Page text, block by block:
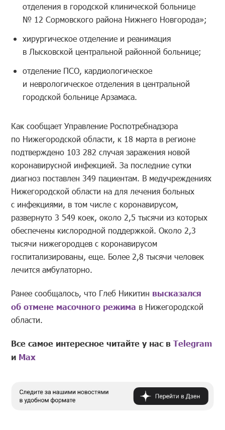
отделения в городской клинической больнице
№ 12 Сормовского района Нижнего Новгорода»;
хирургическое отделение и реанимация
в Лысковской центральной районной больнице;
отделение ПСО, кардиологическое
и неврологическое отделения в центральной
городской больнице Арзамаса.
Как сообщает Управление Роспотребнадзора
по Нижегородской области, к 18 марта в регионе
подтверждено 103 282 случая заражения новой
коронавирусной инфекцией. За последние сутки
диагноз поставлен 349 пациентам. В медучреждениях
Нижегородской области на для лечения больных
с инфекциями, в том числе с коронавирусом,
развернуто 3 549 коек, около 2,5 тысячи из которых
обеспечены кислородной поддержкой. Около 2,3
тысячи нижегородцев с коронавирусом
госпитализированы, еще. Более 2,8 тысячи человек
лечится амбулаторно.
Ранее сообщалось, что Глеб Никитин высказался
об отмене масочного режима в Нижегородской
области.
Все самое интересное читайте у нас вTelegram
и Mах